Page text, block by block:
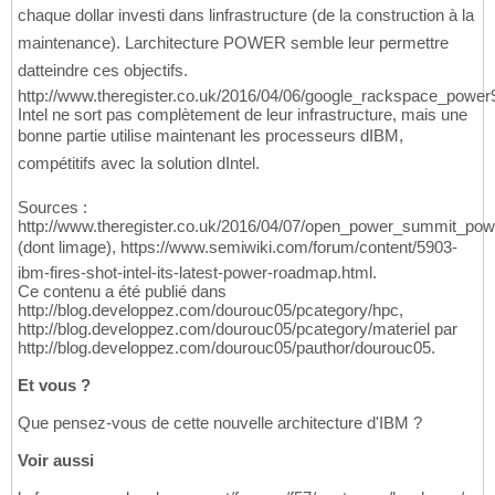
chaque dollar investi dans linfrastructure (de la construction à la
maintenance). Larchitecture POWER semble leur permettre
datteindre ces objectifs.
http://www.theregister.co.uk/2016/04/06/
Intel ne sort pas complètement de leur infrastructure, mais une
bonne partie utilise maintenant les processeurs dIBM,
compétitifs avec la solution dIntel.
Sources :
http://www.theregister.co.uk/2016/04/07/
(dont limage), https://www.semiwiki.com/forum/content/5903-
ibm-fires-shot-intel-its-latest-power-roadmap.html.
Ce contenu a été publié dans
http://blog.developpez.com/dourouc05/pcategory/hpc,
http://blog.developpez.com/dourouc05/pcategory/materiel par
http://blog.developpez.com/dourouc05/pauthor/dourouc05.
Et vous ?
Que pensez-vous de cette nouvelle architecture d'IBM ?
Voir aussi